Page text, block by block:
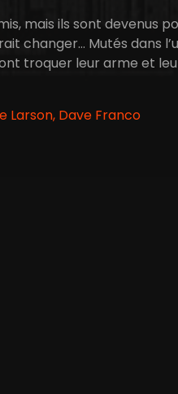
mais ils sont devenus
changer… Mutés dans
troquer leur arme et
Larson, Dave Franco